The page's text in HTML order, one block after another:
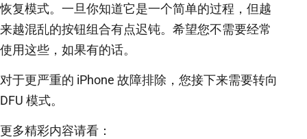
恢复模式。一旦你知道它是一个简单的过程，但越
来越混乱的按钮组合有点迟钝。希望您不需要经常
使用这些，如果有的话。
对于更严重的 iPhone 故障排除，您接下来需要转向
DFU 模式。
更多精彩内容请看：